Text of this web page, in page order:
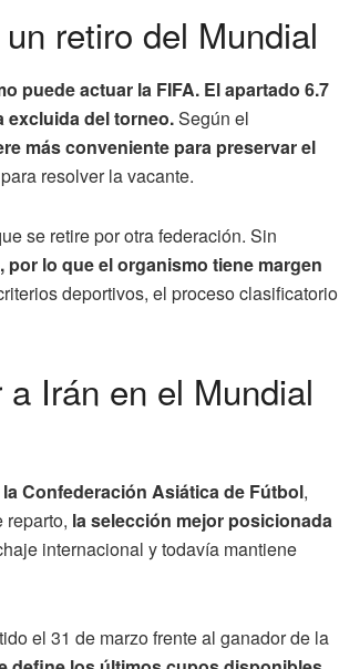
retiro del Mundial
puede actuar la FIFA. El apartado 6.7
excluida del torneo.Según el
más conveniente para preservar el
resolver la vacante.
se retire por otra federación. Sin
lo que el organismo tiene margen
deportivos, el proceso clasificatorio
Irán en el Mundial
Confederación Asiática de Fútbol,
reparto, la selección mejor posicionada
internacional y todavía mantiene
el 31 de marzo frente al ganador de la